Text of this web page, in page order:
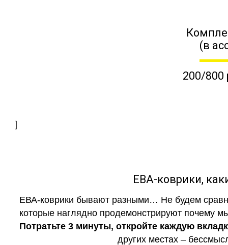
(в
200/800
]
ЕВА-коврики,
ЕВА-коврики бывают разными… Не будем
которые наглядно продемонстрируют почему
Потратьте 3 минуты, откройте каждую
других местах –